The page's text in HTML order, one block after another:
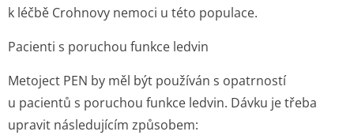
k léčbě Crohnovy nemoci u této populace.
Pacienti s poruchou funkce ledvin
Metoject PEN by měl být používán s opatrností
u pacientů s poruchou funkce ledvin. Dávku je třeba
upravit následujícím způsobem: